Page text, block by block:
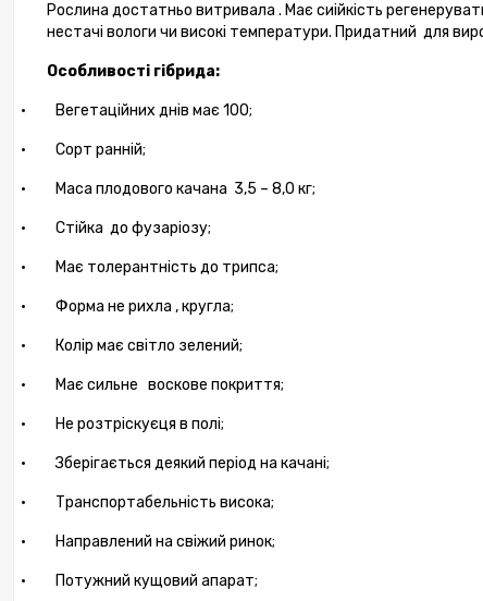
Рослина достатньо витривала . Має сиійкість
нестачі вологи чи високі температури. Придатний для
Особливості гібрида:
· Вегетаційних днів має 100;
· Сорт ранній;
· Маса плодового качана 3,5 – 8,0 кг;
· Стійка до фузаріозу;
· Має толерантність до трипса;
· Форма не рихла , кругла;
· Колір має світло зелений;
· Має сильне воскове покриття;
· Не розтріскуєця в полі;
· Зберігається деякий період на качані;
· Транспортабельність висока;
· Направлений на свіжий ринок;
· Потужний кущовий апарат;